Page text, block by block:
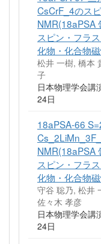
CsCrF_4のス
NMR(18aPSA
スピン・フラ
化物・化合物
松井 一樹, 橋本
子
日本物理学会講
24日
18aPSA-66
NMR(18aPSA
スピン・フラ
化物・化合物
守谷 聡乃, 松井
佐々木 孝彦
日本物理学会講
24日